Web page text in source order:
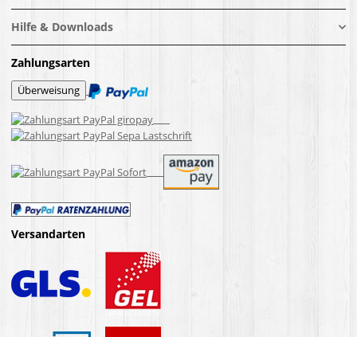
Hilfe & Downloads
Zahlungsarten
Versandarten